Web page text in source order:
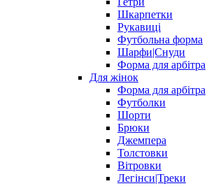
Шкарпетки
Рукавиці
Футбольна форма
Шарфи|Снуди
Форма для арбітра
Для жінок
Форма для арбітра
Футболки
Шорти
Брюки
Джемпера
Толстовки
Вітровки
Легінси|Треки